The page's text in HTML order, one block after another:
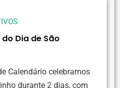
Dia de São
Calendário celebramos
durante 2 dias, com